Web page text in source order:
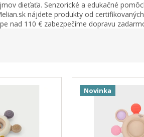
dieťaťa. Senzorické a edukačné
nájdete produkty od
nad 110 € zabezpečíme dopravu
Novinka